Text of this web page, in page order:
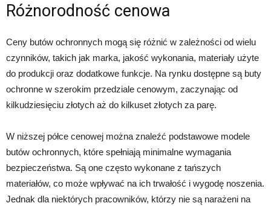
Różnorodność cenowa
Ceny butów ochronnych mogą się różnić w zależności od wielu
czynników, takich jak marka, jakość wykonania, materiały użyte
do produkcji oraz dodatkowe funkcje. Na rynku dostępne są buty
ochronne w szerokim przedziale cenowym, zaczynając od
kilkudziesięciu złotych aż do kilkuset złotych za parę.
W niższej półce cenowej można znaleźć podstawowe modele
butów ochronnych, które spełniają minimalne wymagania
bezpieczeństwa. Są one często wykonane z tańszych
materiałów, co może wpływać na ich trwałość i wygodę noszenia.
Jednak dla niektórych pracowników, którzy nie są narażeni na